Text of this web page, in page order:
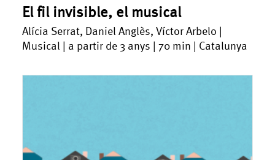
El fil invisible, el musical
Alícia Serrat, Daniel Anglès, Víctor Arbelo |
Musical | a partir de 3 anys | 70 min | Catalunya